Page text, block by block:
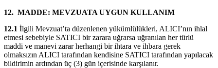
12. MADDE: MEVZUATA UYGUN KULLANIM
12.1 İlgili Mevzuat’ta düzenlenen yükümlülükleri, ALICI’nın ihlal
etmesi sebebiyle SATICI bir zarara uğrarsa uğranılan her türlü
maddi ve manevi zarar herhangi bir ihtara ve ihbara gerek
olmaksızın ALICI tarafından kendisine SATICI tarafından yapılacak
bildirimin ardından üç (3) gün içerisinde karşılanır.